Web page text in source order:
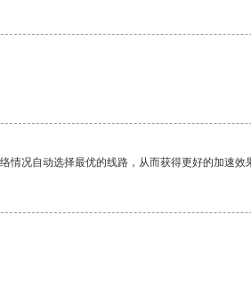
况自动选择最优的线路，从而获得更好的加速效